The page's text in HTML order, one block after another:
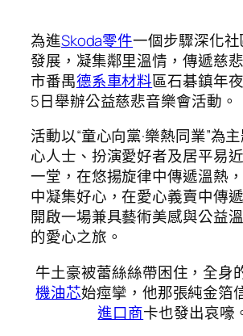
為進Skoda零件一個步驟深化
發展，凝集鄰里溫情，傳遞慈
市番禺德系車材料區石碁鎮年
5日舉辦公益慈悲音樂會活動。
活動以“童心向黨·樂熱同業”為
心人士、扮演愛好者及居平易
一堂，在悠揚旋律中傳遞溫熱
中凝集好心，在愛心義賣中傳
開啟一場兼具藝術美感與公益溫
的愛心之旅。
牛土豪被蕾絲絲帶困住，全身
機油芯始痙攣，他那張純金箔
進口商卡也發出哀嚎